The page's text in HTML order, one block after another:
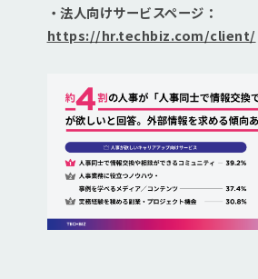
・法人向けサービスページ：
https://hr.techbiz.com/client/